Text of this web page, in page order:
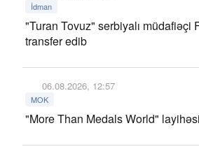
İdman
"Turan Tovuz" serbiyalı müdafiəçi
transfer edib
06.08.2026, 12:57
MOK
"More Than Medals World"